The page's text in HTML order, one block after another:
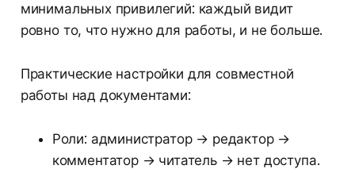
минимальных привилегий: каждый видит
ровно то, что нужно для работы, и не больше.
Практические настройки для совместной
работы над документами:
Роли: администратор → редактор →
комментатор → читатель → нет доступа.